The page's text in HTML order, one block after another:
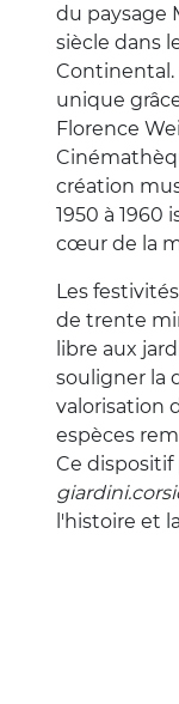
du paysage
siècle dans
Continental.
unique
Florence
création
1950 à 1960
cœur de la
Les
de trente
libre aux
souligner la
valorisation
espèces
Ce
l'histoire et